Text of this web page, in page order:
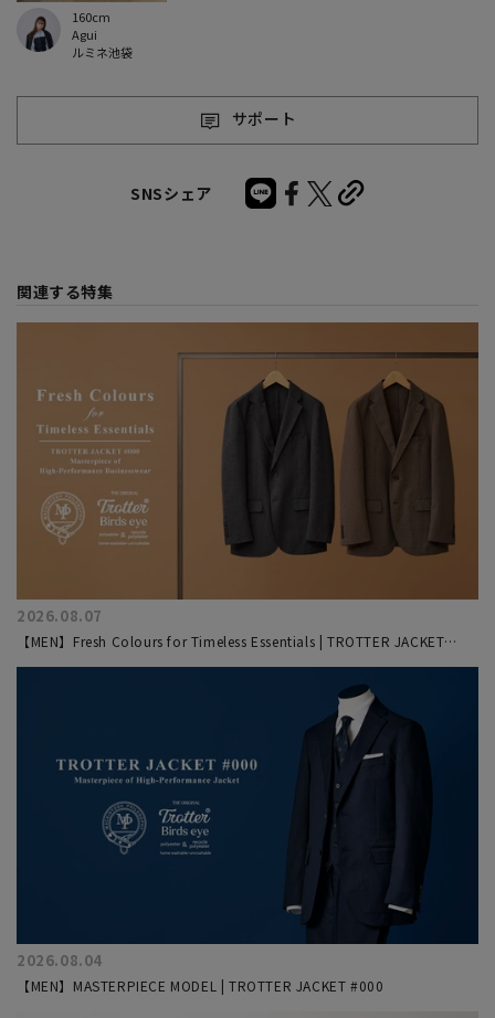
ルミネ池袋
Agui
160cm
サポート
SNSシェア
関連する特集
2026.08.07
【MEN】Fresh Colours for Timeless Essentials | TROTTER JACKET
2026.08.04
【MEN】MASTERPIECE MODEL | TROTTER JACKET #000